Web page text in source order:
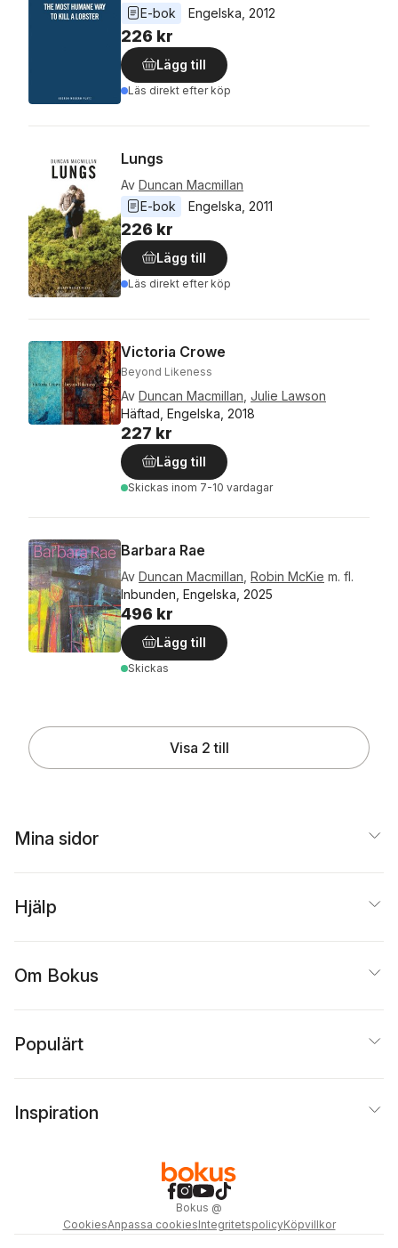
E-bok
Engelska 2012
226 kr
Lägg till
Läs direkt efter köp
Lungs
Av Duncan Macmillan
E-bok
Engelska 2011
226 kr
Lägg till
Läs direkt efter köp
Victoria Crowe
Beyond Likeness
Av Duncan Macmillan Julie Lawson
Häftad, Engelska, 2018
227 kr
Lägg till
Skickas inom 7-10 vardagar
Barbara Rae
Av Duncan Macmillan Robin McKie m. fl.
Inbunden, Engelska, 2025
496 kr
Lägg till
Skickas
Visa 2 till
Mina sidor
Hjälp
Om Bokus
Populärt
Inspiration
Bokus @
CookiesAnpassa cookiesIntegritetspolicyKöpvillkor